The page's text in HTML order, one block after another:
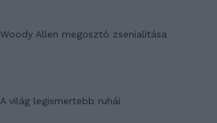
Woody Allen megosztó zsenialitása
A világ legismertebb ruhái